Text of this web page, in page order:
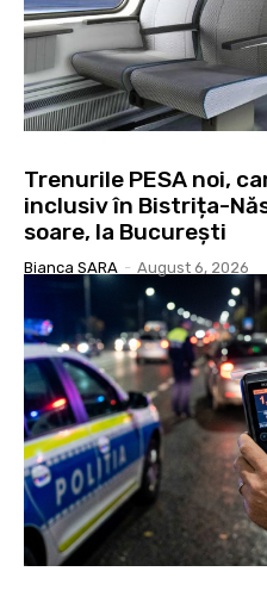
Trenurile PESA noi,
inclusiv în Bistrița-
soare, la București
Bianca SARA - August 6, 2026